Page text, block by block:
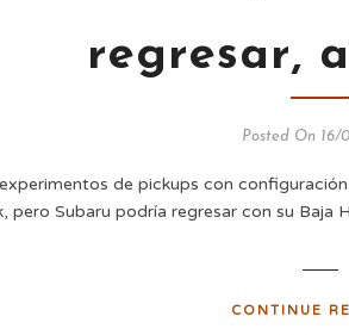
regresar,
Posted On 16/
de pickups con
pero Subaru podría regresar con su Baja
CONTINUE